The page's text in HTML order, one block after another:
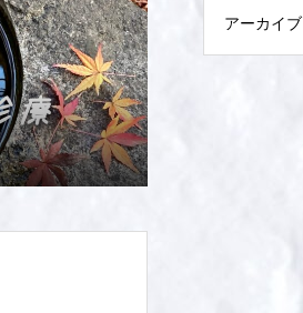
アーカイブ